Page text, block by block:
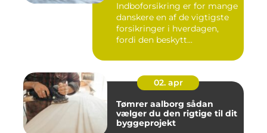
Indboforsikring er for mange
danskere en af de vigtigste
forsikringer i hverdagen,
fordi den beskytt...
02. apr
Tømrer aalborg sådan
vælger du den rigtige til dit
byggeprojekt